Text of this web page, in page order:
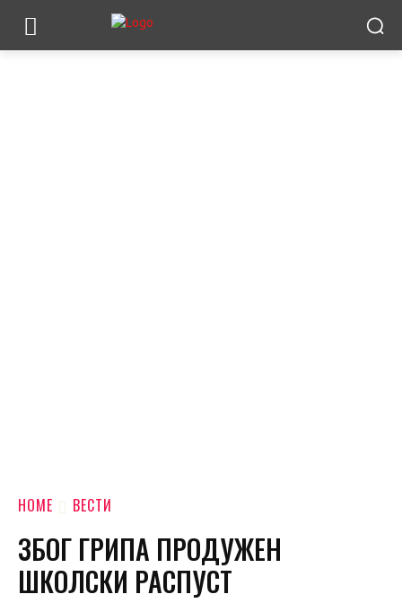
HOME ВЕСТИ
ЗБОГ ГРИПА ПРОДУЖЕН
ШКОЛСКИ РАСПУСТ